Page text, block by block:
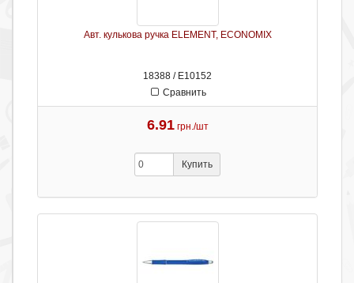
Авт. кулькова ручка ELEMENT, ECONOMIX
18388 / Е10152
Сравнить
6.91 грн./шт
Купить